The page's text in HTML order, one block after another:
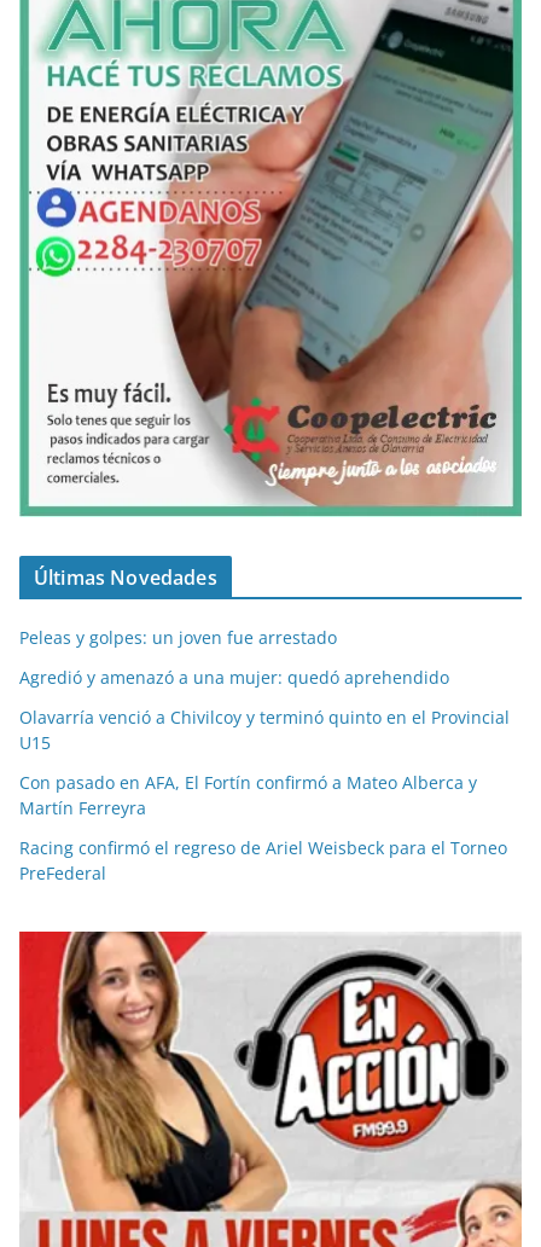
Últimas Novedades
Peleas y golpes: un joven fue arrestado
Agredió y amenazó a una mujer: quedó aprehendido
Olavarría venció a Chivilcoy y terminó quinto en el Provincial
U15
Con pasado en AFA, El Fortín confirmó a Mateo Alberca y
Martín Ferreyra
Racing confirmó el regreso de Ariel Weisbeck para el Torneo
PreFederal